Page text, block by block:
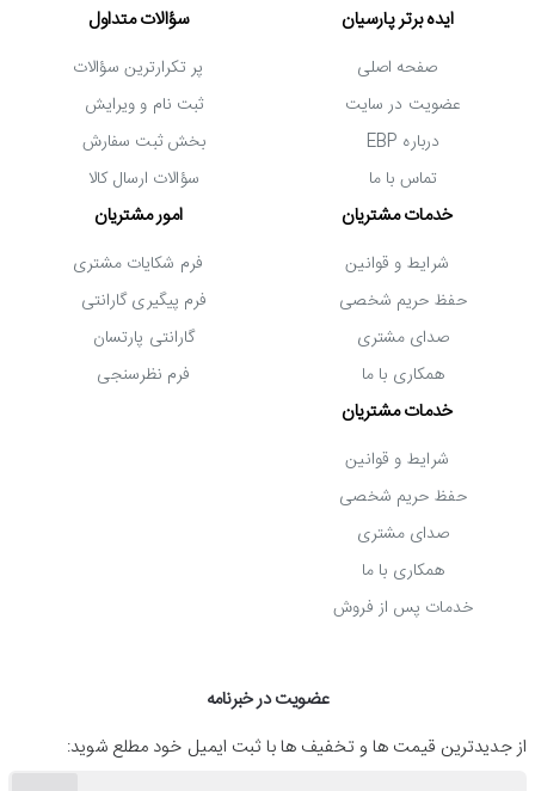
جمع بندی
کول پدهای حرفه ای بازار است که طراحی شیک و مدرنی دارد. این
این کول پد لپ تاپ با مجهز بودن به 4 پورت USB همانند یک هاب
ایده برتر پارسیان
صفحه اصلی
عضویت در سایت
درباره EBP
تماس با ما
سؤالات متداول
پر تکرارترین سؤالات
ثبت نام و ویرایش
بخش ثبت سفارش
سؤالات ارسال کالا
خدمات مشتریان
شرایط و قوانین
حفظ حریم شخصی
صدای مشتری
همکاری با ما
امور مشتریان
فرم شکایات مشتری
فرم پیگیری گارانتی
گارانتی پارتسان
فرم نظرسنجی
خدمات مشتریان
شرایط و قوانین
حفظ حریم شخصی
صدای مشتری
همکاری با ما
خدمات پس از فروش
عضویت در خبرنامه
از جدیدترین قیمت ها و تخفیف ها با ثبت ایمیل خود مطلع شوید: